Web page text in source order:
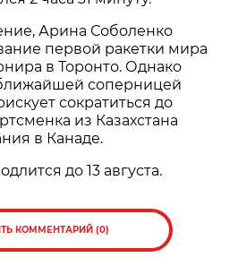
Арина Соболенко
первой ракетки мира
в Торонто. Однако
соперницей
сократиться до
из Казахстана
в Канаде.
до 13 августа.
КОММЕНТАРИЙ (0)